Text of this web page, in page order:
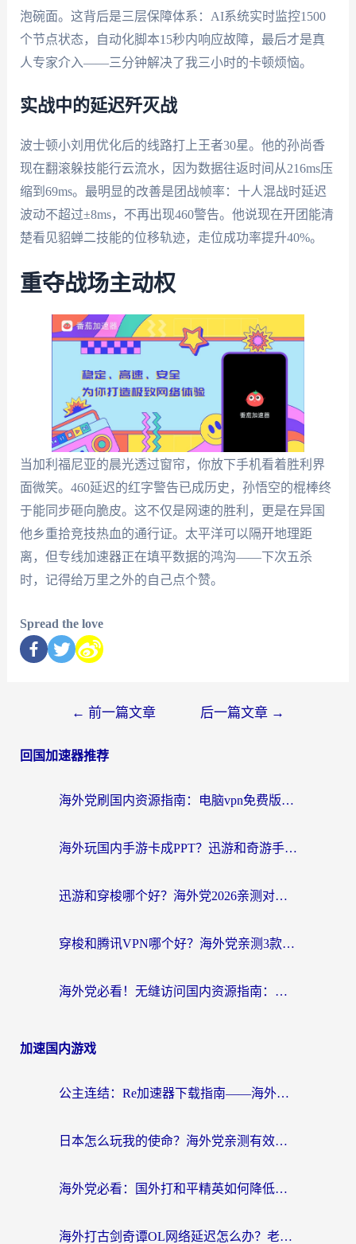
泡碗面。这背后是三层保障体系：AI系统实时监控1500
个节点状态，自动化脚本15秒内响应故障，最后才是真
人专家介入——三分钟解决了我三小时的卡顿烦恼。
实战中的延迟歼灭战
波士顿小刘用优化后的线路打上王者30星。他的孙尚香
现在翻滚躲技能行云流水，因为数据往返时间从216ms压
缩到69ms。最明显的改善是团战帧率：十人混战时延迟
波动不超过±8ms，不再出现460警告。他说现在开团能清
楚看见貂蝉二技能的位移轨迹，走位成功率提升40%。
重夺战场主动权
当加利福尼亚的晨光透过窗帘，你放下手机看着胜利界
面微笑。460延迟的红字警告已成历史，孙悟空的棍棒终
于能同步砸向脆皮。这不仅是网速的胜利，更是在异国
他乡重拾竞技热血的通行证。太平洋可以隔开地理距
离，但专线加速器正在填平数据的鸿沟——下次五杀
时，记得给万里之外的自己点个赞。
Spread the love
← 前一篇文章 后一篇文章 →
回国加速器推荐
海外党刷国内资源指南：电脑vpn免费版真的能用吗？选对加速器才是关键
海外玩国内手游卡成PPT？迅游和奇游手游哪个好？附真实VPN评测及番茄加速器体验
迅游和穿梭哪个好？海外党2026亲测对比+免费vs付费选择指南，附番茄加速器实测体验
穿梭和腾讯VPN哪个好？海外党亲测3款热门回国加速器，附避坑指南
海外党必看！无缝访问国内资源指南：从vpn官网下载到加速器选择（附番茄实测）
加速国内游戏
公主连结：Re加速器下载指南——海外党不再错过国服活动的秘密武器
日本怎么玩我的使命？海外党亲测有效的国服游戏加速指南（附避坑技巧）
海外党必看：国外打和平精英如何降低延迟？附3款热门国服游戏加速方案
海外打古剑奇谭OL网络延迟怎么办？老玩家亲测有效的加速器选择指南